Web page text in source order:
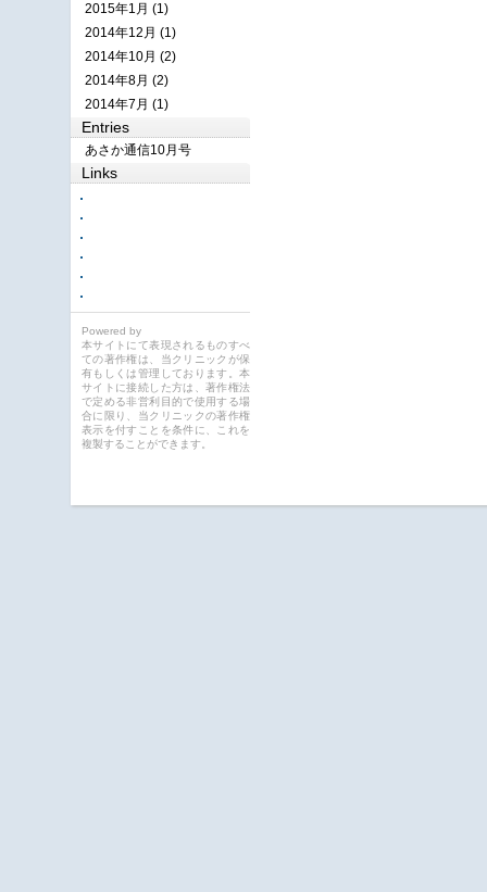
2015年1月 (1)
2014年12月 (1)
2014年10月 (2)
2014年8月 (2)
2014年7月 (1)
Entries
あさか通信10月号
Links
Powered by
本サイトにて表現されるものすべ
ての著作権は、当クリニックが保
有もしくは管理しております。本
サイトに接続した方は、著作権法
で定める非営利目的で使用する場
合に限り、当クリニックの著作権
表示を付すことを条件に、これを
複製することができます。